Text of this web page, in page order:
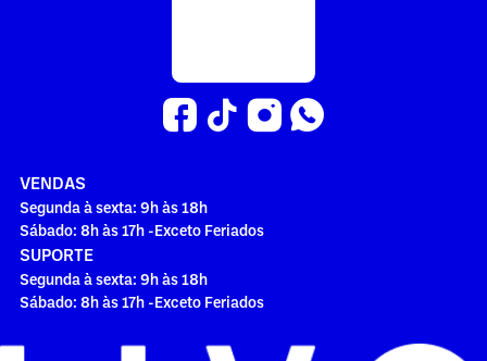
VENDAS
Segunda à sexta: 9h às 18h
Sábado: 8h às 17h -Exceto Feriados
SUPORTE
Segunda à sexta: 9h às 18h
Sábado: 8h às 17h -Exceto Feriados